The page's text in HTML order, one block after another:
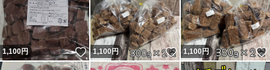
1,100円 いいね！
1,100円 いいね！
1,100円